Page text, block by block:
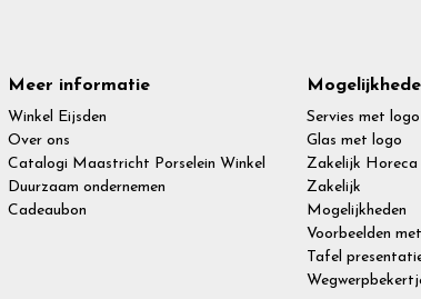
Meer informatie
Winkel Eijsden
Over ons
Catalogi Maastricht Porselein Winkel
Duurzaam ondernemen
Cadeaubon
Servies met logo
Glas met logo
Zakelijk Horeca
Zakelijk
Mogelijkheden
Voorbeelden
Tafel